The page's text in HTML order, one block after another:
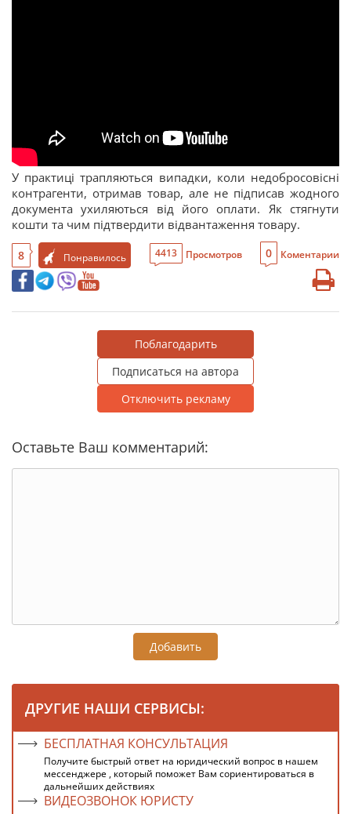
У практиці трапляються випадки, коли недобросовісні
контрагенти, отримав товар, але не підписав жодного
документа ухиляються від його оплати. Як стягнути
кошти та чим підтвердити відвантаження товару.
8 Понравилось 4413 Просмотров 0 Коментарии
Поблагодарить
Подписаться на автора
Отключить рекламу
Оставьте Ваш комментарий:
Добавить
ДРУГИЕ НАШИ СЕРВИСЫ:
БЕСПЛАТНАЯ КОНСУЛЬТАЦИЯ
Получите быстрый ответ на юридический вопрос в нашем
мессенджере , который поможет Вам сориентироваться в
дальнейших действиях
ВИДЕОЗВОНОК ЮРИСТУ